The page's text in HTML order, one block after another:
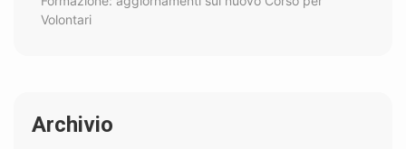
Volontari
Archivio